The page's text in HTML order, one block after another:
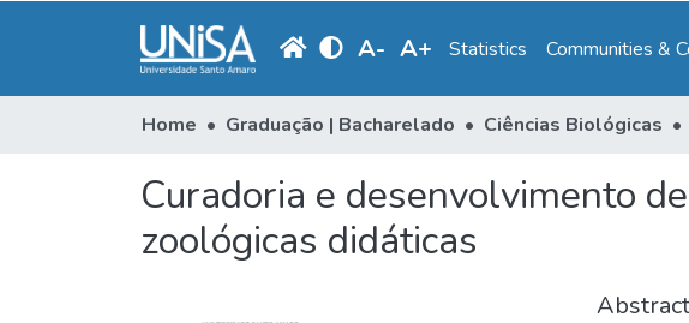
A- A+ Statistics Communities &
Home Graduação | Bacharelado Ciências Biológicas
Curadoria e desenvolvimento
zoológicas didáticas
Abstract